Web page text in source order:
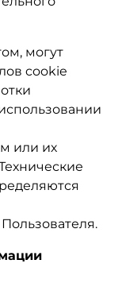
могут
cookie
или их